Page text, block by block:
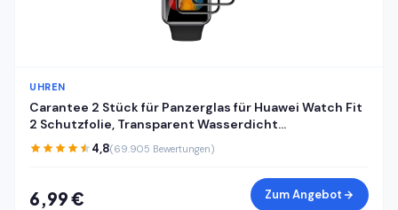
UHREN
Carantee 2 Stück für Panzerglas für Huawei Watch Fit
2 Schutzfolie, Transparent Wasserdicht
Displayschutzfolie für Huawei Watch Fit 2, Stoßfeste
Sensitive Touch Antifouling Schutzglas Folie
4,8(69.905 Bewertungen)
6,99 € Zum Angebot